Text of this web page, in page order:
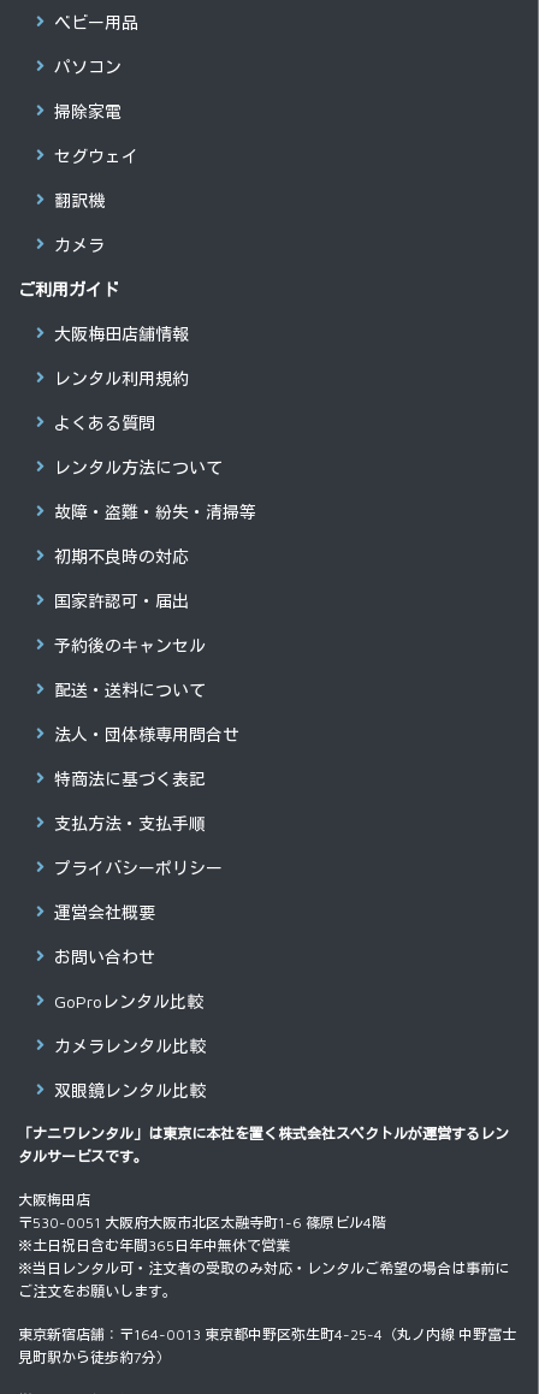
ベビー用品
パソコン
掃除家電
セグウェイ
翻訳機
カメラ
ご利用ガイド
大阪梅田店舗情報
レンタル利用規約
よくある質問
レンタル方法について
故障・盗難・紛失・清掃等
初期不良時の対応
国家許認可・届出
予約後のキャンセル
配送・送料について
法人・団体様専用問合せ
特商法に基づく表記
支払方法・支払手順
プライバシーポリシー
運営会社概要
お問い合わせ
GoProレンタル比較
カメラレンタル比較
双眼鏡レンタル比較
「ナニワレンタル」は東京に本社を置く 株式会社スペクトルが運営するレン
タルサービスです。
大阪梅田店
〒530-0051 大阪府大阪市北区太融寺町1-6 篠原ビル4階
※土日祝日含む年間365日年中無休で営業
※当日レンタル可・注文者の受取のみ対応・レンタルご希望の場合は事前に
ご注文をお願いします。
東京新宿店舗：〒164-0013 東京都中野区弥生町4-25-4（丸ノ内線 中野富士
見町駅から徒歩約7分）